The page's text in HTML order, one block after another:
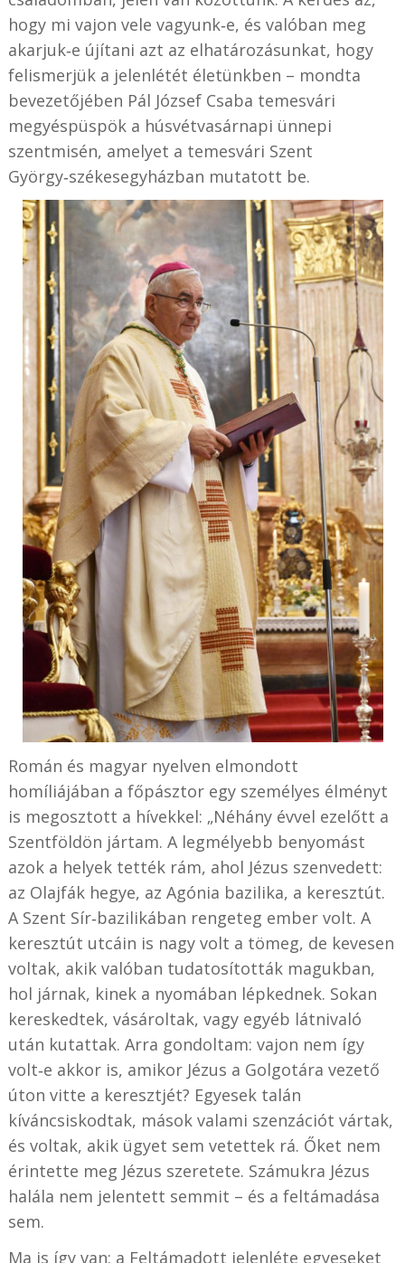
hogy mi vajon vele vagyunk‑e, és valóban meg
akarjuk‑e újítani azt az elhatározásunkat, hogy
felismerjük a jelenlétét életünkben – mondta
bevezetőjében Pál József Csaba temesvári
megyéspüspök a húsvétvasárnapi ünnepi
szentmisén, amelyet a temesvári Szent
György‑székesegyházban mutatott be.
Román és magyar nyelven elmondott
homíliájában a főpásztor egy személyes élményt
is megosztott a hívekkel: „Néhány évvel ezelőtt a
Szentföldön jártam. A legmélyebb benyomást
azok a helyek tették rám, ahol Jézus szenvedett:
az Olajfák hegye, az Agónia bazilika, a keresztút.
A Szent Sír‑bazilikában rengeteg ember volt. A
keresztút utcáin is nagy volt a tömeg, de kevesen
voltak, akik valóban tudatosították magukban,
hol járnak, kinek a nyomában lépkednek. Sokan
kereskedtek, vásároltak, vagy egyéb látnivaló
után kutattak. Arra gondoltam: vajon nem így
volt‑e akkor is, amikor Jézus a Golgotára vezető
úton vitte a keresztjét? Egyesek talán
kíváncsiskodtak, mások valami szenzációt vártak,
és voltak, akik ügyet sem vetettek rá. Őket nem
érintette meg Jézus szeretete. Számukra Jézus
halála nem jelentett semmit – és a feltámadása
sem.
Ma is így van: a Feltámadott jelenléte egyeseket